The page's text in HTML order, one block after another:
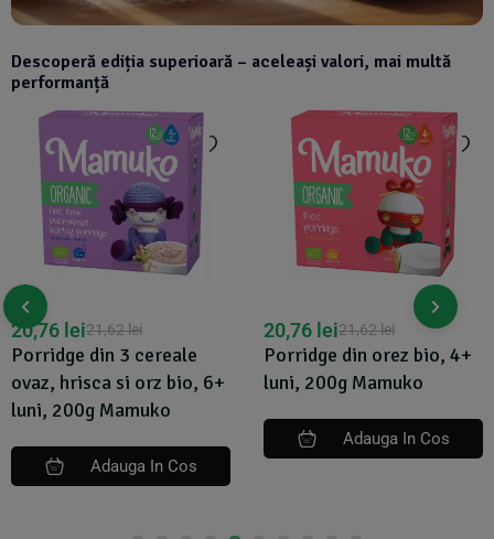
Descoperă ediția superioară – aceleași valori, mai multă
performanță
Porridge din 3 cereale
ovaz, hrisca si orz bio, 6+
luni, 200g Mamuko
21,62lei
20,76 lei
Adauga In Cos
Porridge din orez bio, 4+
luni, 200g Mamuko
21,62lei
20,76 lei
Adauga In Cos